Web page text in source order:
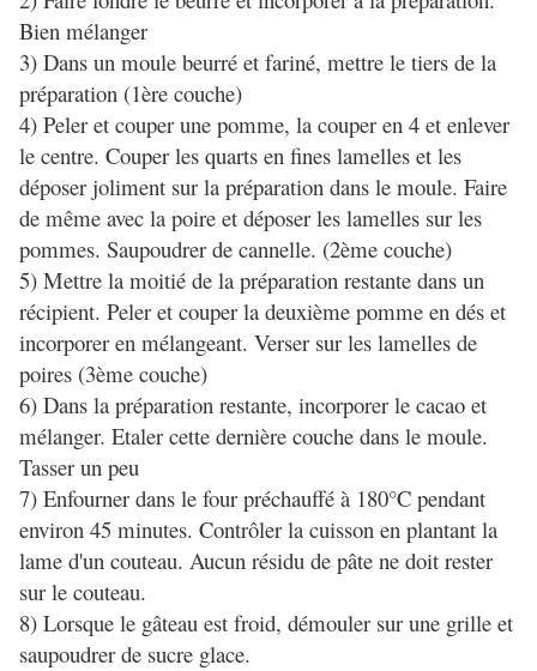
Bien mélanger
3) Dans un moule beurré et fariné, mettre le tiers de la
préparation (1ère couche)
4) Peler et couper une pomme, la couper en 4 et enlever
le centre. Couper les quarts en fines lamelles et les
déposer joliment sur la préparation dans le moule. Faire
de même avec la poire et déposer les lamelles sur les
pommes. Saupoudrer de cannelle. (2ème couche)
5) Mettre la moitié de la préparation restante dans un
récipient. Peler et couper la deuxième pomme en dés et
incorporer en mélangeant. Verser sur les lamelles de
poires (3ème couche)
6) Dans la préparation restante, incorporer le cacao et
mélanger. Etaler cette dernière couche dans le moule.
Tasser un peu
7) Enfourner dans le four préchauffé à 180°C pendant
environ 45 minutes. Contrôler la cuisson en plantant la
lame d'un couteau. Aucun résidu de pâte ne doit rester
sur le couteau.
8) Lorsque le gâteau est froid, démouler sur une grille et
saupoudrer de sucre glace.